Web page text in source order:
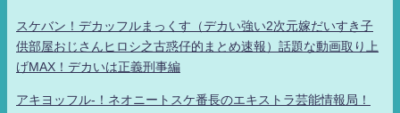
スケバン！デカッフルまっくす（デカい強い2次元嫁だいすき子
供部屋おじさんヒロシ之古惑仔的まとめ速報）話題な動画取り上
げMAX！デカいは正義刑事編
アキヨッフル-！ネオニートスケ番長のエキストラ芸能情報局！